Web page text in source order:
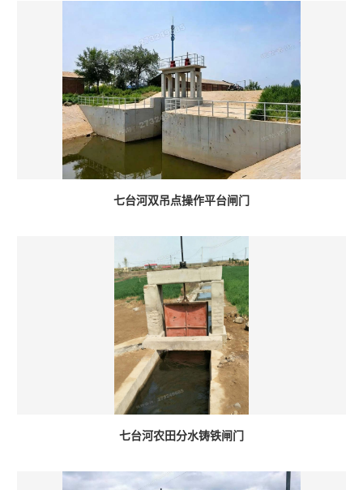
七台河双吊点操作平台闸门
七台河农田分水铸铁闸门